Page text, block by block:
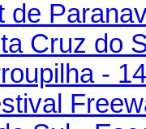
de
Cruz do
-